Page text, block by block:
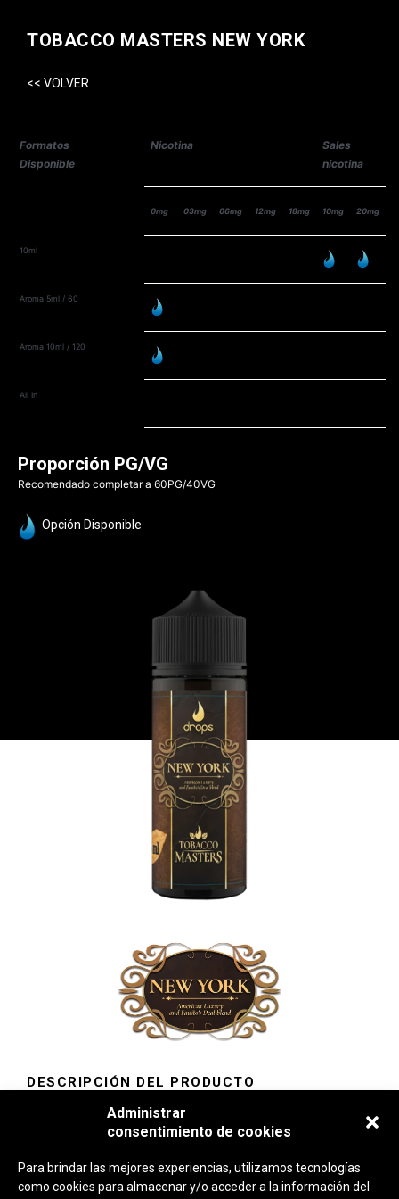
Administrar
consentimiento de cookies
Para brindar las mejores experiencias, utilizamos tecnologías
como cookies para almacenar y/o acceder a la información del
TOBACCO MASTERS NEW YORK
<< VOLVER
Formatos
Disponible
Nicotina
Sales
nicotina
0mg 03mg 06mg 12mg 18mg 10mg 20mg
10ml
Aroma 5ml / 60
Aroma 10ml / 120
All In
Proporción PG/VG
Recomendado completar a 60PG/40VG
Opción Disponible
DESCRIPCIÓN DEL PRODUCTO
La union perfecta de American Luxury y